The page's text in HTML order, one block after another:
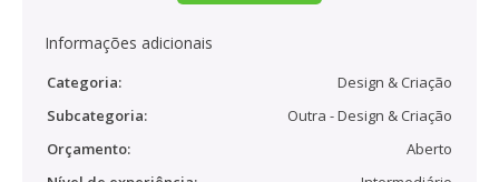
Informações adicionais
Categoria:
Design & Criação
Subcategoria:
Outra - Design & Criação
Orçamento:
Aberto